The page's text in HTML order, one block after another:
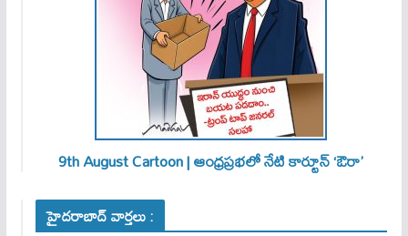
9th August Cartoon | ఆంధ్రప్రభలో నేటి కార్టూన్ ‘ఔరా’
హైదరాబాద్ వార్తలు :